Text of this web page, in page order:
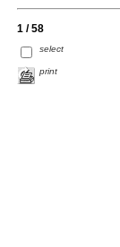
1 / 58
select
print